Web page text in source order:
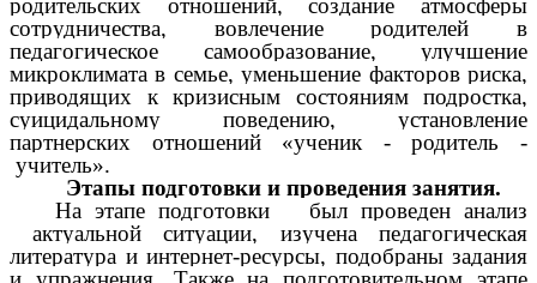
родительских отношений, создание атмосферы
сотрудничества, вовлечение родителей в
педагогическое самообразование, улучшение
микроклимата в семье, уменьшение факторов риска,
приводящих к кризисным состояниям подростка,
суицидальному поведению, установление
партнерских отношений «ученик - родитель -
учитель».
Этапы подготовки и проведения занятия.
На этапе подготовки был проведен анализ
актуальной ситуации, изучена педагогическая
литература и интернет-ресурсы, подобраны задания